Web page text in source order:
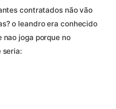
contratados não vão
o leandro era conhecido
joga porque no
seria: